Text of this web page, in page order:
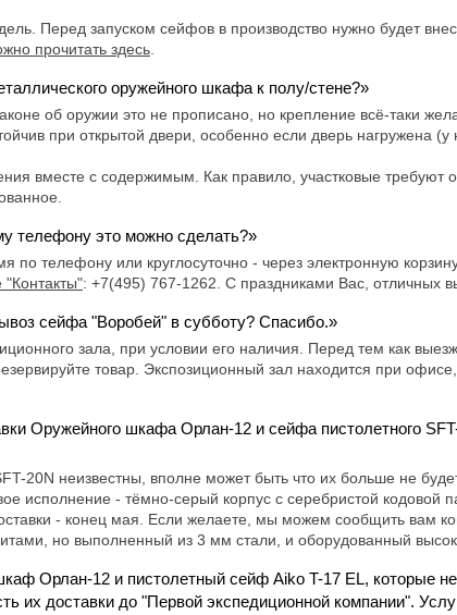
Перед запуском сейфов в производство нужно будет
прочитать здесь
оружейного шкафа к полу/стене?»
об оружии это не прописано, но крепление всё-таки
при открытой двери, особенно если дверь нагружена (у
вместе с содержимым. Как правило, участковые требуют
телефону это можно сделать?»
телефону или круглосуточно - через электронную
"Контакты": +7(495) 767-1262. С праздниками Вас, отличных
сейфа "Воробей" в субботу? Спасибо.»
зала, при условии его наличия. Перед тем как
товар. Экспозиционный зал находится при офисе,
Оружейного шкафа Орлан-12 и сейфа пистолетного
20N неизвестны, вполне может быть что их больше не
исполнение - тёмно-серый корпус с серебристой кодовой
- конец мая. Если желаете, мы можем сообщить вам
но выполненный из 3 мм стали, и оборудованный
Орлан-12 и пистолетный сейф Aiko T-17 EL, которые
их доставки до "Первой экспедиционной компании".